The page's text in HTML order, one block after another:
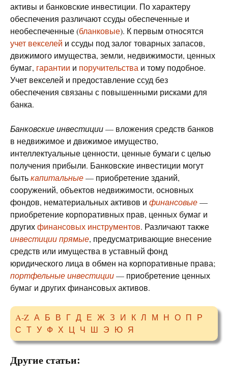
активы и банковские инвестиции. По характеру
обеспечения различают ссуды обеспеченные и
необеспеченные (бланковые). К первым относятся
учет векселей и ссуды под залог товарных запасов,
движимого имущества, земли, недвижимости, ценных
бумаг, гарантии и поручительства и тому подобное.
Учет векселей и предоставление ссуд без
обеспечения связаны с повышенными рисками для
банка.
Банковские инвестиции— вложения средств банков
в недвижимое и движимое имущество,
интеллектуальные ценности, ценные бумаги с целью
получения прибыли. Банковские инвестиции могут
бытькапитальные— приобретение зданий,
сооружений, объектов недвижимости, основных
фондов, нематериальных активов и финансовые—
приобретение корпоративных прав, ценных бумаг и
другихфинансовых инструментов. Различают также
инвестиции прямые, предусматривающие внесение
средств или имущества в уставный фонд
юридического лица в обмен на корпоративные права;
портфельные инвестиции— приобретение ценных
бумаг и других финансовых активов.
A-Z А Б В Г Д Е Ж З И К Л М Н О П Р
С Т У Ф Х Ц Ч Ш Э Ю Я
Другие статьи: